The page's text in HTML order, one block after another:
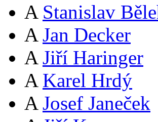
A Stanislav
A Jan Decker
A Jiří Haringer
A Karel Hrdý
A Josef Janeček